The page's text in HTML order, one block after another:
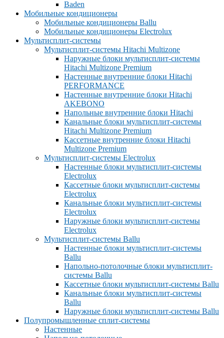
Baden
Мобильные кондиционеры
Мобильные кондиционеры Ballu
Мобильные кондиционеры Electrolux
Мультисплит-системы
Мультисплит-системы Hitachi Multizone
Наружные блоки мультисплит-системы
Hitachi Multizone Premium
Настенные внутренние блоки Hitachi
PERFORMANCE
Настенные внутренние блоки Hitachi
AKEBONO
Напольные внутренние блоки Hitachi
Канальные блоки мультисплит-системы
Hitachi Multizone Premium
Кассетные внутренние блоки Hitachi
Multizone Premium
Мультисплит-системы Electrolux
Настенные блоки мультисплит-системы
Electrolux
Кассетные блоки мультисплит-системы
Electrolux
Канальные блоки мультисплит-системы
Electrolux
Наружные блоки мультисплит-системы
Electrolux
Мультисплит-системы Ballu
Настенные блоки мультисплит-системы
Ballu
Напольно-потолочные блоки мультисплит-
системы Ballu
Кассетные блоки мультисплит-системы Ballu
Канальные блоки мультисплит-системы
Ballu
Наружные блоки мультисплит-системы Ballu
Полупромышленные сплит-системы
Настенные